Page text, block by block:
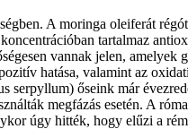
A moringa oleiferát
tartalmaz
vannak jelen,
hatása, valamint az
őseink már
megfázás esetén. A
úgy hitték, hogy elűzi a